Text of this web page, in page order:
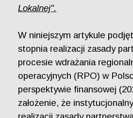
Lokalnej".
W niniejszym artykule
stopnia realizacji zasady
procesie wdrażania
operacyjnych (RPO) w
perspektywie finansowej
założenie, że